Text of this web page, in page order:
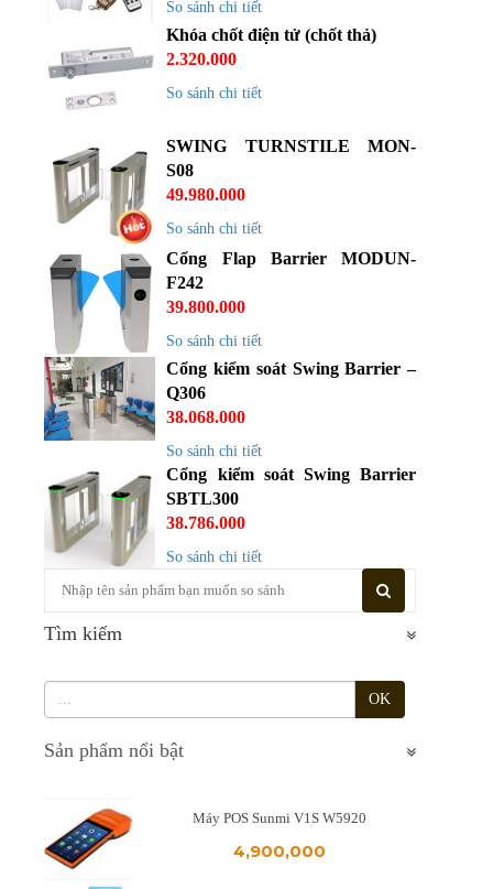
So sánh chi tiết
Khóa chốt điện tử (chốt thả)
2.320.000
So sánh chi tiết
SWING TURNSTILE MON-
S08
49.980.000
So sánh chi tiết
Cổng Flap Barrier MODUN-
F242
39.800.000
So sánh chi tiết
Cổng kiểm soát Swing Barrier –
Q306
38.068.000
So sánh chi tiết
Cổng kiểm soát Swing Barrier
SBTL300
38.786.000
So sánh chi tiết
Tìm kiếm
OK
Sản phẩm nổi bật
Máy POS Sunmi V1S W5920
4,900,000